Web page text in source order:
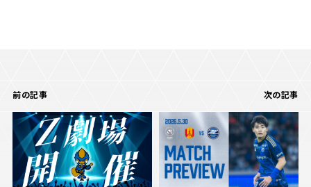
前の記事 次の記事